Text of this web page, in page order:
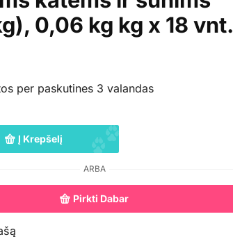
0,06 kg kg x 18 vnt.
per paskutines 3 valandas
Į Krepšelį
ARBA
Pirkti Dabar